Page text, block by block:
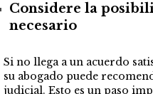
Considere la
necesario
Si no llega a un acuerdo
su abogado puede
judicial. Esto es un paso